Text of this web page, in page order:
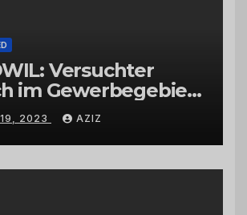
Versuchter
im Gewerbegebiet
2023 AZIZ